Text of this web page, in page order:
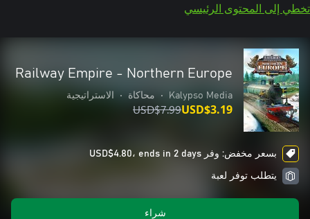
تخطي إلى المحتوى الرئيسي
Railway Empire - Northern Europe
Kalypso Media
• محاكاة • الاستراتيجية
USD$7.99USD$3.19
بسعر مخفض: وفر USD$4.80، ends in 2 days
يتطلب توفر لعبة
شراء